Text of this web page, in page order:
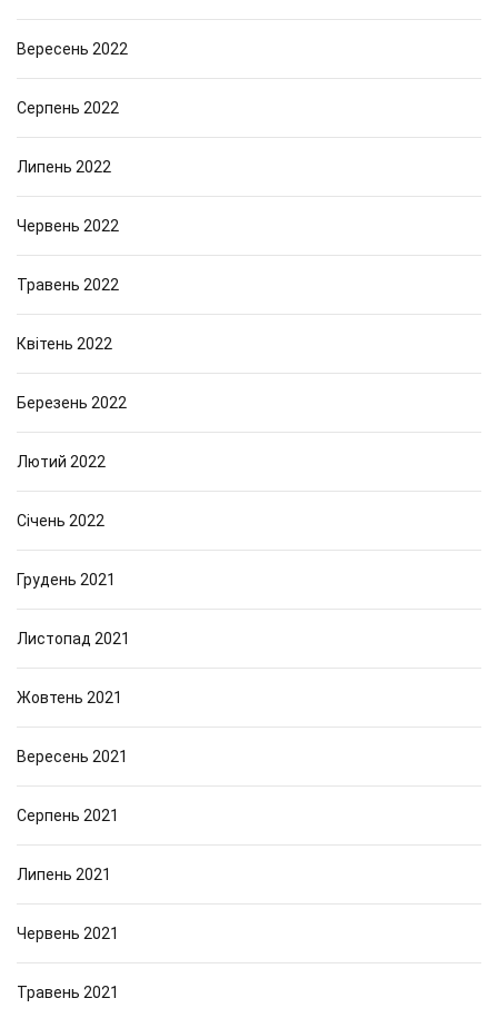
Вересень 2022
Серпень 2022
Липень 2022
Червень 2022
Травень 2022
Квітень 2022
Березень 2022
Лютий 2022
Січень 2022
Грудень 2021
Листопад 2021
Жовтень 2021
Вересень 2021
Серпень 2021
Липень 2021
Червень 2021
Травень 2021